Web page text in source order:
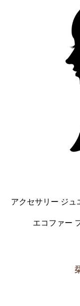
アクセサリー ジュ
エコファー